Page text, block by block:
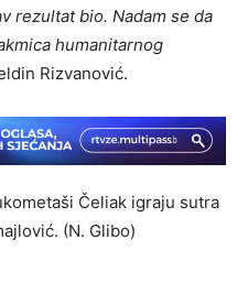
rezultat bio. Nadam se da
humanitarnog
Rizvanović.
Čeliak igraju sutra
(N. Glibo)